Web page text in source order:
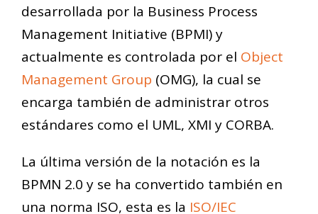
desarrollada por la Business Process
Management Initiative (BPMI) y
actualmente es controlada por el Object
Management Group (OMG), la cual se
encarga también de administrar otros
estándares como el UML, XMI y CORBA.
La última versión de la notación es la
BPMN 2.0 y se ha convertido también en
una norma ISO, esta es la ISO/IEC